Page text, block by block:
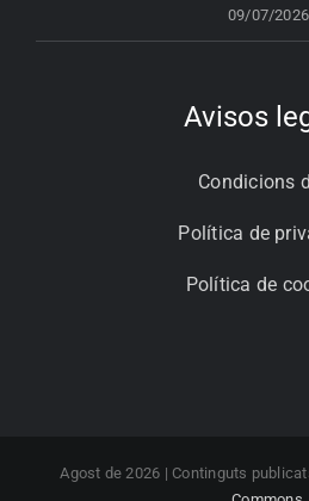
09/07/2026
Avisos
Condicions
Política de
Política de
Agost de 2026 | Continguts